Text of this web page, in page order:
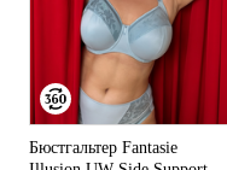
Бюстгальтер Fantasie